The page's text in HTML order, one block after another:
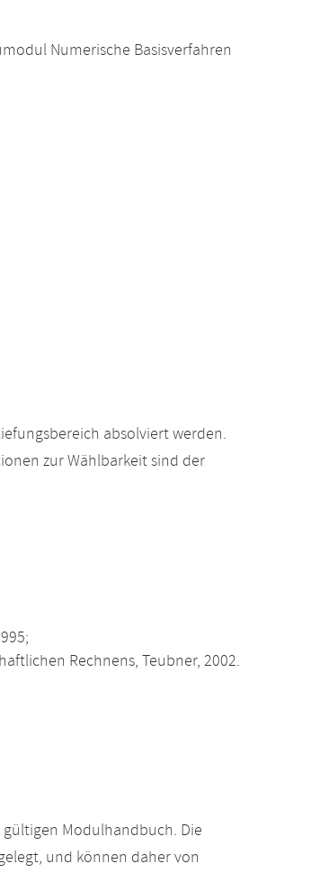
Numerische Basisverfahren
absolviert werden.
zur Wählbarkeit sind der
Rechnens, Teubner, 2002.
Modulhandbuch. Die
und können daher von